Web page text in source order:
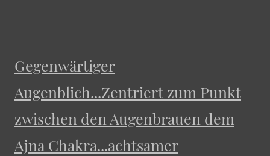
Gegenwärtiger
Augenblich...Zentriert zum Punkt
zwischen den Augenbrauen dem
Ajna Chakra...achtsamer